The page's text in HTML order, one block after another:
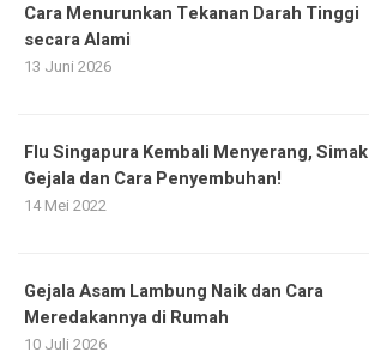
Cara Menurunkan Tekanan Darah Tinggi
secara Alami
13 Juni 2026
Flu Singapura Kembali Menyerang, Simak
Gejala dan Cara Penyembuhan!
14 Mei 2022
Gejala Asam Lambung Naik dan Cara
Meredakannya di Rumah
10 Juli 2026